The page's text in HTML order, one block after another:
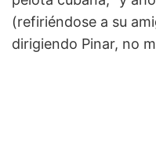
(refiriéndose a su
dirigiendo Pinar, no